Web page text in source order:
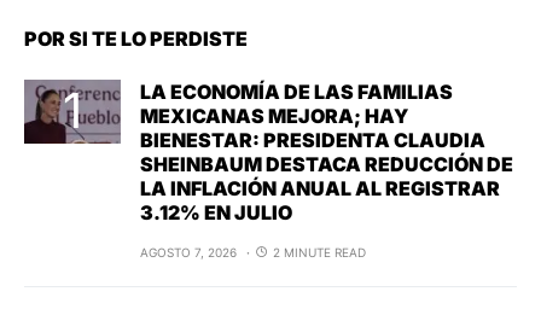
POR SI TE LO PERDISTE
LA ECONOMÍA DE LAS FAMILIAS
MEXICANAS MEJORA; HAY
BIENESTAR: PRESIDENTA CLAUDIA
SHEINBAUM DESTACA REDUCCIÓN DE
LA INFLACIÓN ANUAL AL REGISTRAR
3.12% EN JULIO
AGOSTO 7, 2026 2 MINUTE READ